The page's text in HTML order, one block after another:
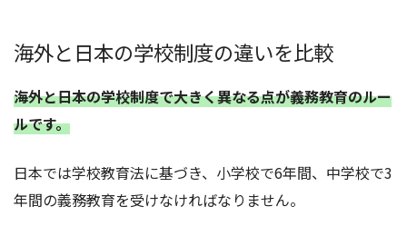
海外と日本の学校制度の違いを比較
海外と日本の学校制度で大きく異なる点が義務教育のルー
ルです。
日本では学校教育法に基づき、小学校で6年間、中学校で3
年間の義務教育を受けなければなりません。